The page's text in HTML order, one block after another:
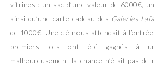
vitrines : un sac d’une valeur de 6000€,
ainsi qu’une carte cadeau des Galeries
de 1000€. Une clé nous attendait à
premiers lots ont été gagnés à
malheureusement la chance n’était pas de